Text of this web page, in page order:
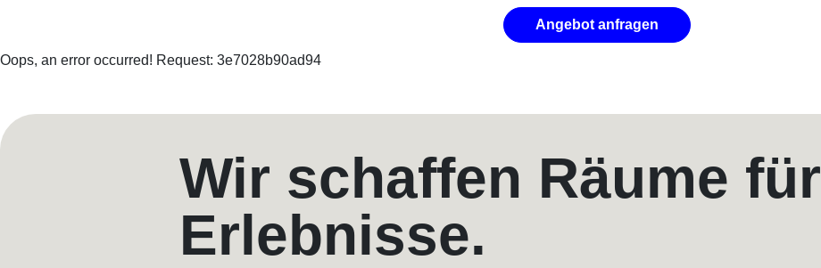
Angebot anfragen
Oops, an error occurred! Request: 3e7028b90ad94
Wir schaffen Räume für
Erlebnisse.